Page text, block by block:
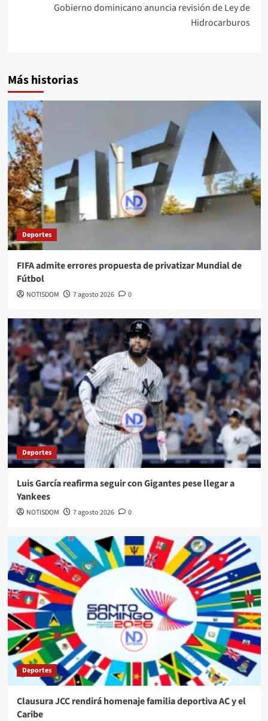
Gobierno dominicano anuncia revisión de Ley de
Hidrocarburos
Más historias
Deportes
FIFA admite errores propuesta de privatizar Mundial de
Fútbol
NOTISDOM 7 agosto 2026 0
Deportes
Luis García reafirma seguir con Gigantes pese llegar a
Yankees
NOTISDOM 7 agosto 2026 0
Deportes
Clausura JCC rendirá homenaje familia deportiva AC y el
Caribe